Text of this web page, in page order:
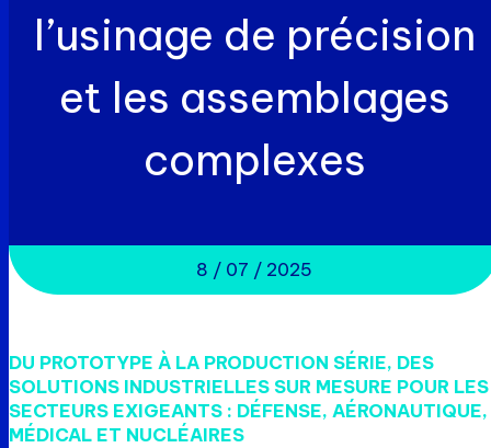
l’usinage de précision
et les assemblages
complexes
8 / 07 / 2025
DU PROTOTYPE À LA PRODUCTION SÉRIE, DES
SOLUTIONS INDUSTRIELLES SUR MESURE POUR LES
SECTEURS EXIGEANTS : DÉFENSE, AÉRONAUTIQUE,
MÉDICAL ET NUCLÉAIRES